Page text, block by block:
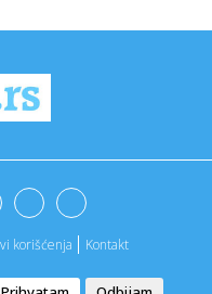
"Evrovizije" Dara stižu
savetnika Ajnhorna u aferi
pomoć za
korišćenja Kontakt